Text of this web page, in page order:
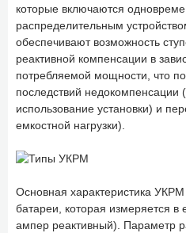
которые включаются
распределительным
обеспечивают возможность
реактивной компенсации в
потребляемой мощности, что
последствий недокомпенсации
использование установки) и
емкостной нагрузки).
Основная характеристика
батареи, которая измеряется в
ампер реактивный). Параметр